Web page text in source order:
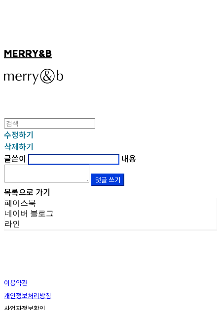
MERRY&B
수정하기
삭제하기
글쓴이
내용
댓글 쓰기
목록으로 가기
페이스북
네이버 블로그
라인
이용약관
개인정보처리방침
사업자정보확인